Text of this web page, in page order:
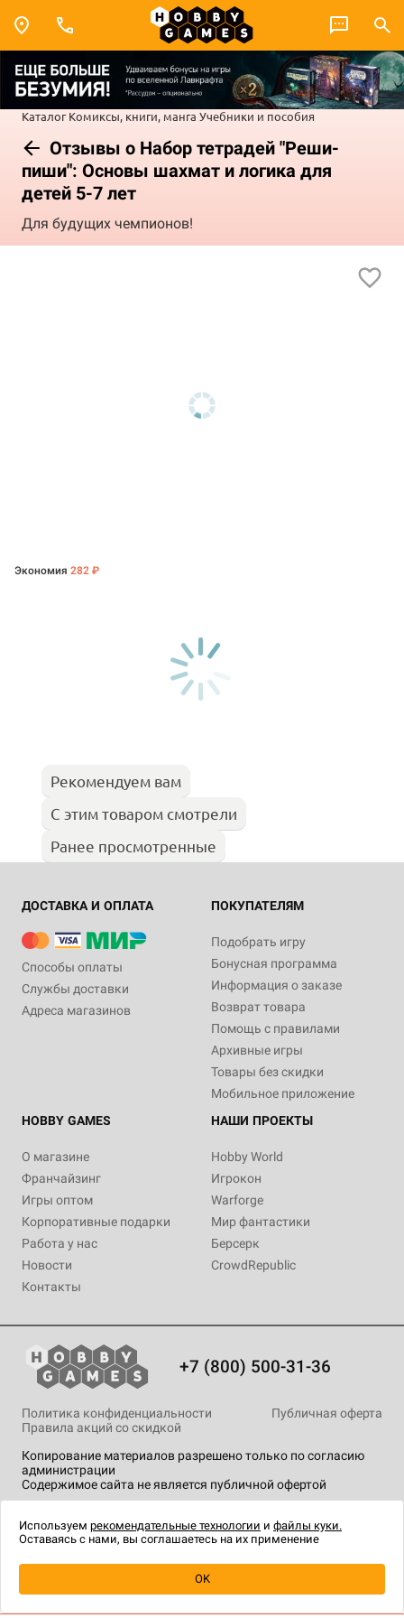
Каталог Комиксы, книги, манга Учебники и пособия
Отзывы о Набор тетрадей "Реши-
пиши": Основы шахмат и логика для
детей 5-7 лет
Для будущих чемпионов!
Уведомить о наличии
Экономия 282 ₽
Рекомендуем вам
С этим товаром смотрели
Ранее просмотренные
ДОСТАВКА И ОПЛАТА
Способы оплаты
Службы доставки
Адреса магазинов
ПОКУПАТЕЛЯМ
Подобрать игру
Бонусная программа
Информация о заказе
Возврат товара
Помощь с правилами
Архивные игры
Товары без скидки
Мобильное приложение
HOBBY GAMES
О магазине
Франчайзинг
Игры оптом
Корпоративные подарки
Работа у нас
Новости
Контакты
НАШИ ПРОЕКТЫ
Hobby World
Игрокон
Warforge
Мир фантастики
Берсерк
CrowdRepublic
+7 (800) 500-31-36
Копирование материалов разрешено только по согласию
администрации
Содержимое сайта не является публичной офертой
Политика конфиденциальности
Публичная оферта
Правила акций со скидкой
технологии.
Используем рекомендательные технологии и файлы куки.
Оставаясь с нами, вы соглашаетесь на их применение
OK